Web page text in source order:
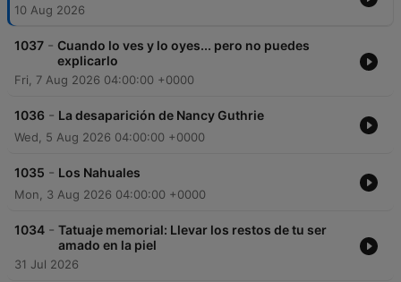
10 Aug 2026
1037 - Cuando lo ves y lo oyes... pero no puedes
explicarlo
Fri, 7 Aug 2026 04:00:00 +0000
1036 - La desaparición de Nancy Guthrie
Wed, 5 Aug 2026 04:00:00 +0000
1035 - Los Nahuales
Mon, 3 Aug 2026 04:00:00 +0000
1034 - Tatuaje memorial: Llevar los restos de tu ser
amado en la piel
31 Jul 2026